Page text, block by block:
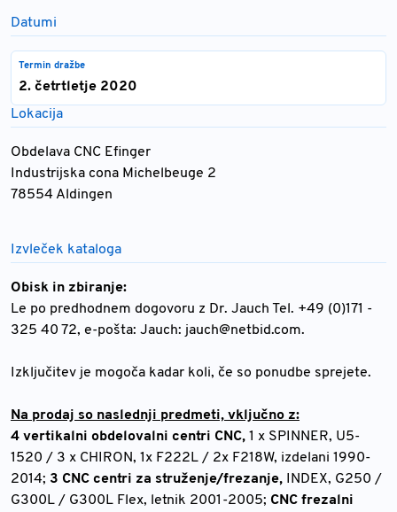
Datumi
Termin dražbe
2. četrtletje 2020
Lokacija
Obdelava CNC Efinger
Industrijska cona Michelbeuge 2
78554 Aldingen
Izvleček kataloga
Obisk in zbiranje:
Le po predhodnem dogovoru z Dr. Jauch Tel. +49 (0)171 -
325 40 72, e-pošta: Jauch: jauch@netbid.com.
Izključitev je mogoča kadar koli, če so ponudbe sprejete.
Na prodaj so naslednji predmeti, vključno z:
4 vertikalni obdelovalni centri CNC, 1 x SPINNER, U5-
1520 / 3 x CHIRON, 1x F222L / 2x F218W, izdelani 1990-
2014; 3 CNC centri za struženje/frezanje, INDEX, G250 /
G300L / G300L Flex, letnik 2001-2005; CNC frezalni